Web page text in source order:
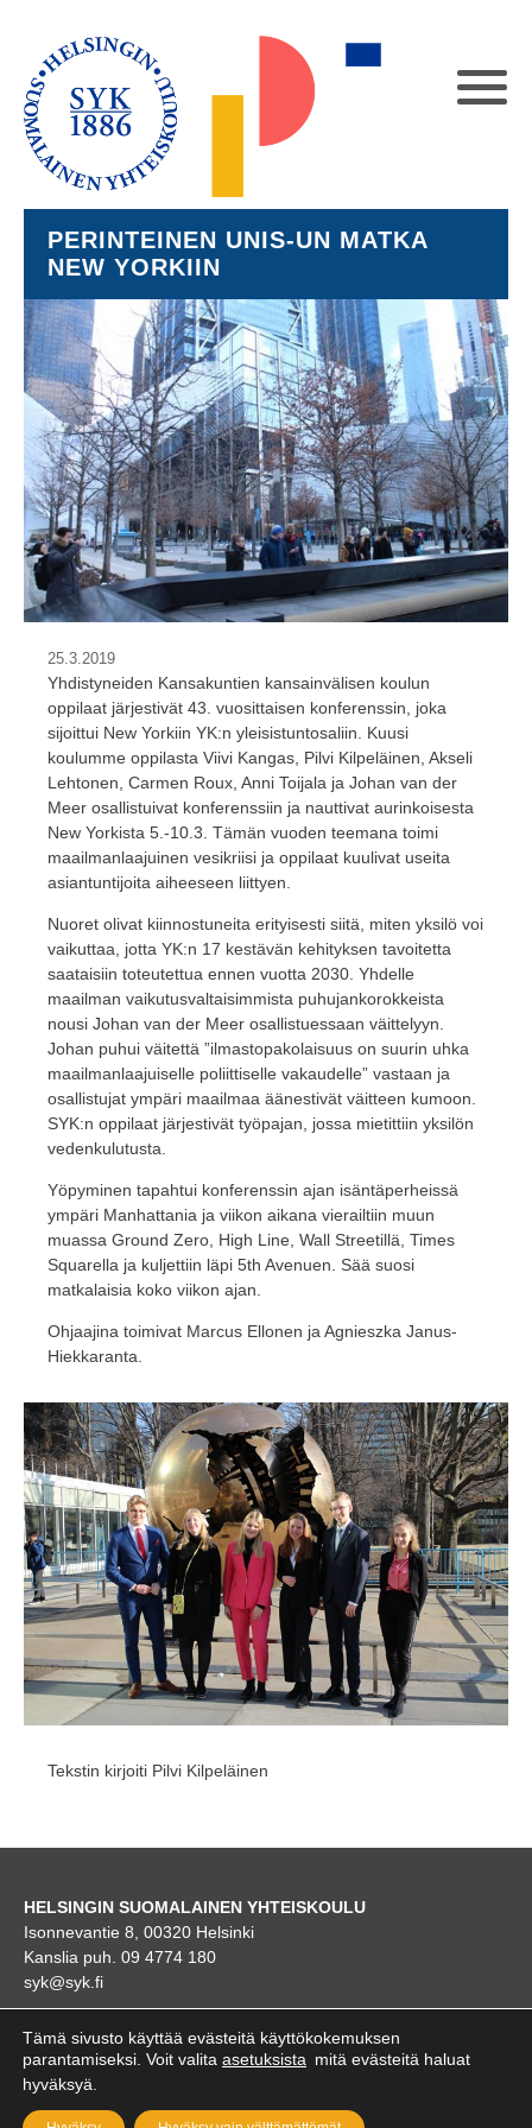
PERINTEINEN UNIS-UN MATKA
NEW YORKIIN
25.3.2019
Yhdistyneiden Kansakuntien kansainvälisen koulun
oppilaat järjestivät 43. vuosittaisen konferenssin, joka
sijoittui New Yorkiin YK:n yleisistuntosaliin. Kuusi
koulumme oppilasta Viivi Kangas, Pilvi Kilpeläinen, Akseli
Lehtonen, Carmen Roux, Anni Toijala ja Johan van der
Meer osallistuivat konferenssiin ja nauttivat aurinkoisesta
New Yorkista 5.-10.3. Tämän vuoden teemana toimi
maailmanlaajuinen vesikriisi ja oppilaat kuulivat useita
asiantuntijoita aiheeseen liittyen.
Nuoret olivat kiinnostuneita erityisesti siitä, miten yksilö voi
vaikuttaa, jotta YK:n 17 kestävän kehityksen tavoitetta
saataisiin toteutettua ennen vuotta 2030. Yhdelle
maailman vaikutusvaltaisimmista puhujankorokkeista
nousi Johan van der Meer osallistuessaan väittelyyn.
Johan puhui väitettä ”ilmastopakolaisuus on suurin uhka
maailmanlaajuiselle poliittiselle vakaudelle” vastaan ja
osallistujat ympäri maailmaa äänestivät väitteen kumoon.
SYK:n oppilaat järjestivät työpajan, jossa mietittiin yksilön
vedenkulutusta.
Yöpyminen tapahtui konferenssin ajan isäntäperheissä
ympäri Manhattania ja viikon aikana vierailtiin muun
muassa Ground Zero, High Line, Wall Streetillä, Times
Squarella ja kuljettiin läpi 5th Avenuen. Sää suosi
matkalaisia koko viikon ajan.
Ohjaajina toimivat Marcus Ellonen ja Agnieszka Janus-
Hiekkaranta.
Tekstin kirjoiti Pilvi Kilpeläinen
HELSINGIN SUOMALAINEN YHTEISKOULU
Isonnevantie 8, 00320 Helsinki
Kanslia puh. 09 4774 180
syk@syk.fi
Tämä sivusto käyttää evästeitä käyttökokemuksen
parantamiseksi. Voit valita asetuksista mitä evästeitä haluat
hyväksyä.